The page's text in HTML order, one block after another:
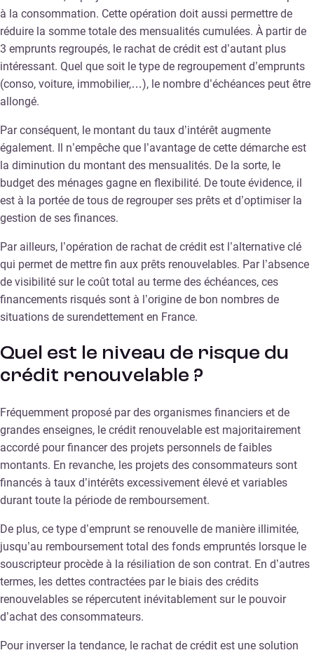
à la consommation. Cette opération doit aussi permettre de
réduire la somme totale des mensualités cumulées. À partir de
3 emprunts regroupés, le rachat de crédit est d’autant plus
intéressant. Quel que soit le type de regroupement d’emprunts
(conso, voiture, immobilier,…), le nombre d’échéances peut être
allongé.
Par conséquent, le montant du taux d’intérêt augmente
également. Il n’empêche que l’avantage de cette démarche est
la diminution du montant des mensualités. De la sorte, le
budget des ménages gagne en flexibilité. De toute évidence, il
est à la portée de tous de regrouper ses prêts et d’optimiser la
gestion de ses finances.
Par ailleurs, l’opération de rachat de crédit est l’alternative clé
qui permet de mettre fin aux prêts renouvelables. Par l’absence
de visibilité sur le coût total au terme des échéances, ces
financements risqués sont à l’origine de bon nombres de
situations de surendettement en France.
Quel est le niveau de risque du
crédit renouvelable ?
Fréquemment proposé par des organismes financiers et de
grandes enseignes, le crédit renouvelable est majoritairement
accordé pour financer des projets personnels de faibles
montants. En revanche, les projets des consommateurs sont
financés à taux d’intérêts excessivement élevé et variables
durant toute la période de remboursement.
De plus, ce type d’emprunt se renouvelle de manière illimitée,
jusqu’au remboursement total des fonds empruntés lorsque le
souscripteur procède à la résiliation de son contrat. En d’autres
termes, les dettes contractées par le biais des crédits
renouvelables se répercutent inévitablement sur le pouvoir
d’achat des consommateurs.
Pour inverser la tendance, le rachat de crédit est une solution